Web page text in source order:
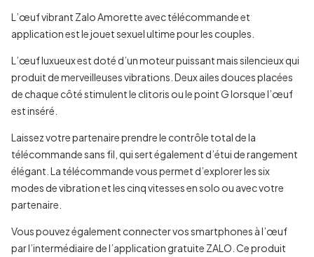
L’œuf vibrant Zalo Amorette avec télécommande et
application est le jouet sexuel ultime pour les couples.
L’œuf luxueux est doté d’un moteur puissant mais silencieux qui
produit de merveilleuses vibrations. Deux ailes douces placées
de chaque côté stimulent le clitoris ou le point G lorsque l’œuf
est inséré.
Laissez votre partenaire prendre le contrôle total de la
télécommande sans fil, qui sert également d’étui de rangement
élégant. La télécommande vous permet d’explorer les six
modes de vibration et les cinq vitesses en solo ou avec votre
partenaire.
Vous pouvez également connecter vos smartphones à l’œuf
par l’intermédiaire de l’application gratuite ZALO. Ce produit